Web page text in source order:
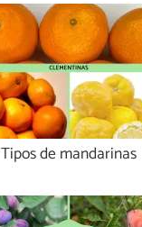
Tipos de mandarinas